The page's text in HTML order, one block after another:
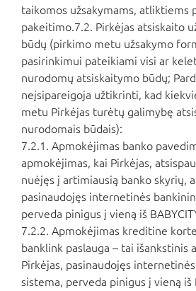
taikomos užsakymams, atliktiems
pakeitimo.7.2. Pirkėjas atsiskaito
būdų (pirkimo metu užsakymo
pasirinkimui pateikiami visi ar
nurodomų atsiskaitymo būdų;
neįsipareigoja užtikrinti, kad
metu Pirkėjas turėtų galimybę
nurodomais būdais):
7.2.1. Apmokėjimas banko
apmokėjimas, kai Pirkėjas,
nuėjęs į artimiausią banko skyrių,
pasinaudojęs internetinės
perveda pinigus į vieną iš
7.2.2. Apmokėjimas kreditine
banklink paslauga – tai išankstinis
Pirkėjas, pasinaudojęs
sistema, perveda pinigus į vieną iš